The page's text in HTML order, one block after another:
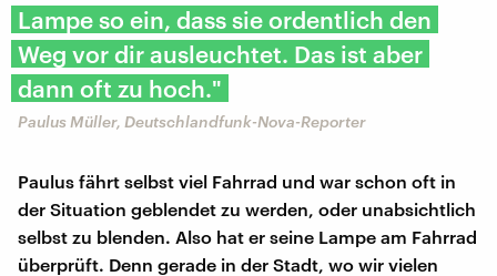
Lampe so ein, dass sie ordentlich den
Weg vor dir ausleuchtet. Das ist aber
dann oft zu hoch."
Paulus Müller, Deutschlandfunk-Nova-Reporter
Paulus fährt selbst viel Fahrrad und war schon oft in
der Situation geblendet zu werden, oder unabsichtlich
selbst zu blenden. Also hat er seine Lampe am Fahrrad
überprüft. Denn gerade in der Stadt, wo wir vielen